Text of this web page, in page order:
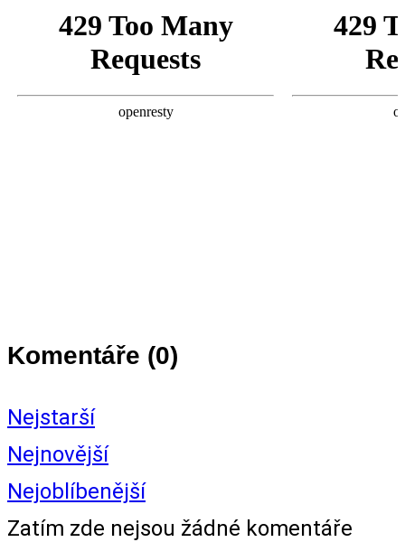
Komentáře (0)
Nejstarší
Nejnovější
Nejoblíbenější
Zatím zde nejsou žádné komentáře